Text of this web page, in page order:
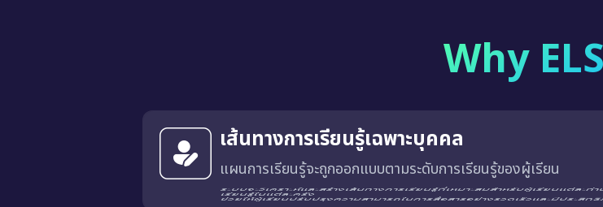
Why
เส้นทางการเรียนรู้เฉพาะบุคคล
แผนการเรียนรู้จะถูกออกแบบตามระดับการเรียนรู้ของผู้เรียน